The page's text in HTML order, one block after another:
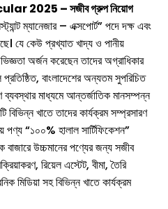
2025 – সজীব গ্রুপ নিয়োগ
ম্যানেজার – এক্সপোর্ট” পদে দক্ষ এবং
যে কেউ প্রখ্যাত খাদ্য ও পানীয়
অর্জন করেছেন তাদের অগ্রাধিকার
বাংলাদেশের অন্যতম সুপরিচিত
ব্যবস্থার মাধ্যমে আন্তর্জাতিক মানসম্পন্ন
বিভিন্ন খাতে তাদের কার্যক্রম সম্প্রসারণ
পণ্য “১০০% হালাল সার্টিফিকেশন”
উচ্চমানের পণ্যের জন্য সজীব
রিয়েল এস্টেট, বীমা, তৈরি
মিডিয়া সহ বিভিন্ন খাতে কার্যক্রম